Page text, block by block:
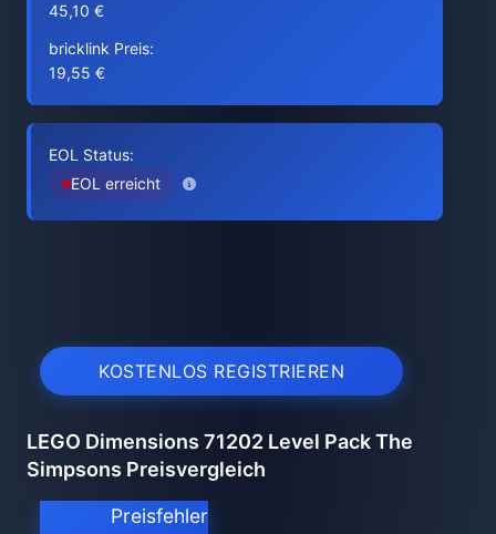
45,10 €
bricklink Preis:
19,55 €
EOL Status:
EOL erreicht
KOSTENLOS REGISTRIEREN
LEGO Dimensions 71202 Level Pack The
Simpsons Preisvergleich
Preisfehler